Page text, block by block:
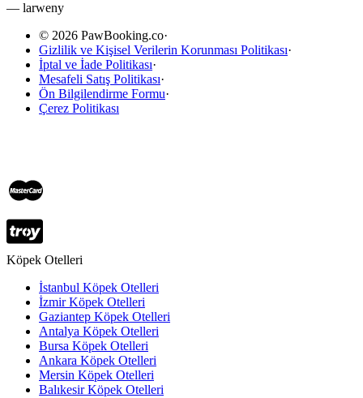
— larweny
© 2026 PawBooking.co·
Gizlilik ve Kişisel Verilerin Korunması Politikası·
İptal ve İade Politikası·
Mesafeli Satış Politikası·
Ön Bilgilendirme Formu·
Çerez Politikası
Köpek Otelleri
İstanbul Köpek Otelleri
İzmir Köpek Otelleri
Gaziantep Köpek Otelleri
Antalya Köpek Otelleri
Bursa Köpek Otelleri
Ankara Köpek Otelleri
Mersin Köpek Otelleri
Balıkesir Köpek Otelleri